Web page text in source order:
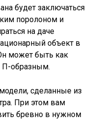
будет заключаться
поролоном и
на даче
объект в
может быть как
П-образным.
сделанные из
При этом вам
бревно в нужном